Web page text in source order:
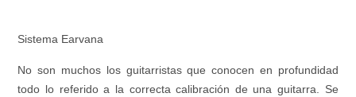
Área personal
Sistema Earvana
No son muchos los guitarristas que conocen en profundidad
todo lo referido a la correcta calibración de una guitarra. Se